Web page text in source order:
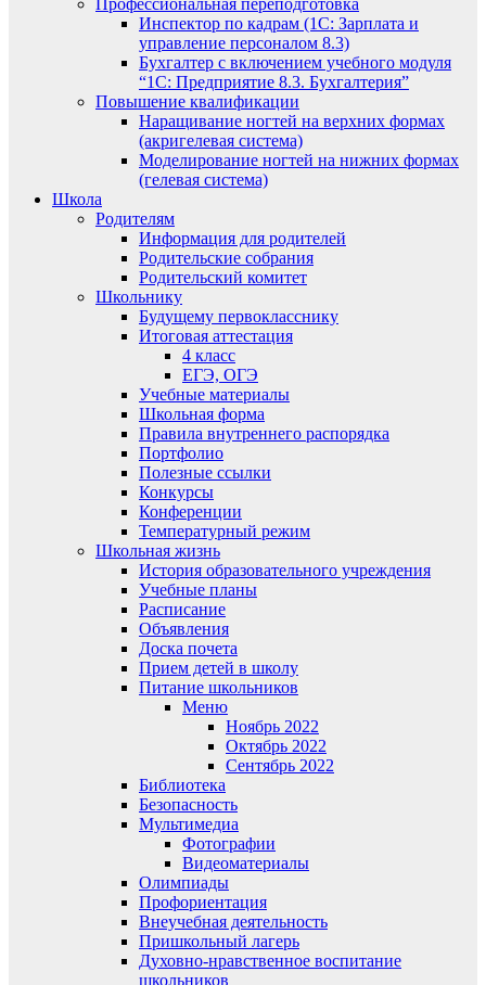
Профессиональная переподготовка
Инспектор по кадрам (1С: Зарплата и
управление персоналом 8.3)
Бухгалтер с включением учебного модуля
“1С: Предприятие 8.3. Бухгалтерия”
Повышение квалификации
Наращивание ногтей на верхних формах
(акригелевая система)
Моделирование ногтей на нижних формах
(гелевая система)
Школа
Родителям
Информация для родителей
Родительские собрания
Родительский комитет
Школьнику
Будущему первокласснику
Итоговая аттестация
4 класс
ЕГЭ, ОГЭ
Учебные материалы
Школьная форма
Правила внутреннего распорядка
Портфолио
Полезные ссылки
Конкурсы
Конференции
Температурный режим
Школьная жизнь
История образовательного учреждения
Учебные планы
Расписание
Объявления
Доска почета
Прием детей в школу
Питание школьников
Меню
Ноябрь 2022
Октябрь 2022
Сентябрь 2022
Библиотека
Безопасность
Мультимедиа
Фотографии
Видеоматериалы
Олимпиады
Профориентация
Внеучебная деятельность
Пришкольный лагерь
Духовно-нравственное воспитание
школьников